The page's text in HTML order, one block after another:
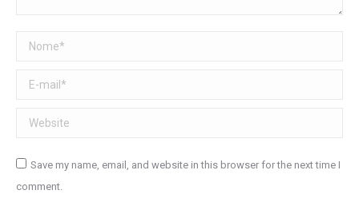
Nome *
E-mail *
Website
Save my name, email, and website in this browser for the next time I
comment.